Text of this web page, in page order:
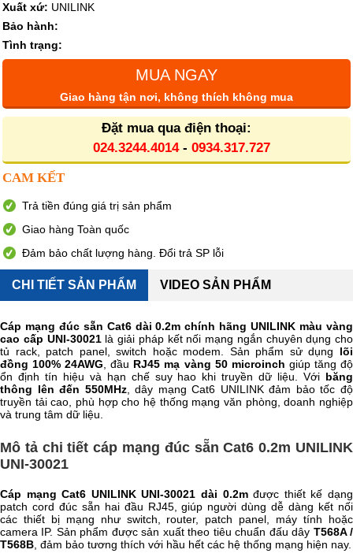
Xuất xứ: UNILINK
Bảo hành:
Tình trạng:
MUA NGAY
Giao hàng tận nơi, không thích không mua
Đặt mua qua điện thoại:
024.3244.4014- 0934.317.727
CAM KẾT
Trả tiền đúng giá trị sản phẩm
Giao hàng Toàn quốc
Đảm bảo chất lượng hàng. Đổi trả SP lỗi
CHI TIẾT SẢN PHẨM VIDEO SẢN PHẨM
Cáp mạng đúc sẵn Cat6 dài 0.2m chính hãng UNILINK màu vàng
cao cấp UNI-30021là giải pháp kết nối mạng ngắn chuyên dụng cho
tủ rack, patch panel, switch hoặc modem. Sản phẩm sử dụng lõi
đồng 100% 24AWG , đầu RJ45 mạ vàng 50 microinch giúp tăng độ
ổn định tín hiệu và hạn chế suy hao khi truyền dữ liệu. Với băng
thông lên đến 550MHz, dây mạng Cat6 UNILINK đảm bảo tốc độ
truyền tải cao, phù hợp cho hệ thống mạng văn phòng, doanh nghiệp
và trung tâm dữ liệu.
Mô tả chi tiết cáp mạng đúc sẵn Cat6 0.2m UNILINK
UNI-30021
Cáp mạng Cat6 UNILINK UNI-30021 dài 0.2mđược thiết kế dạng
patch cord đúc sẵn hai đầu RJ45, giúp người dùng dễ dàng kết nối
các thiết bị mạng như switch, router, patch panel, máy tính hoặc
camera IP. Sản phẩm được sản xuất theo tiêu chuẩn đấu dây T568A /
T568B , đảm bảo tương thích với hầu hết các hệ thống mạng hiện nay.